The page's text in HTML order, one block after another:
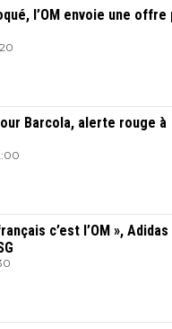
l’OM envoie une offre
Barcola, alerte rouge à
c’est l’OM », Adidas